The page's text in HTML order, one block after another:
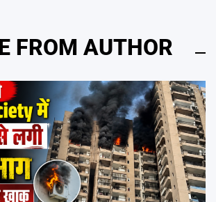
FROM AUTHOR